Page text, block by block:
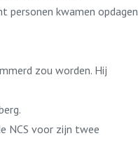
personen kwamen opdagen
zou worden. Hij
NCS voor zijn twee